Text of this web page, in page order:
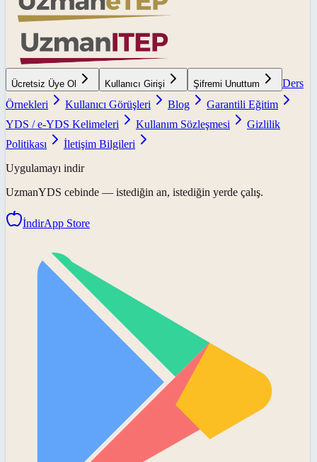
Ücretsiz Üye Ol Kullanıcı Girişi Şifremi Unuttum
Ders
Örnekleri
Kullanıcı Görüşleri Blog
Garantili Eğitim
YDS / e-YDS Kelimeleri
Kullanım Sözleşmesi
Gizlilik
Politikası
İletişim Bilgileri
Uygulamayı indir
UzmanYDS cebinde — istediğin an, istediğin yerde çalış.
İndirApp Store